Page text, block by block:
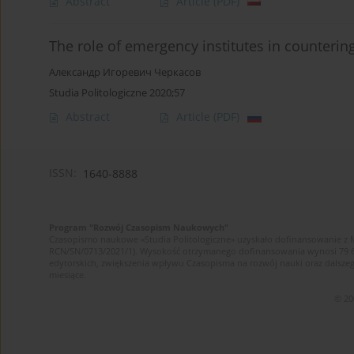
The role of emergency institutes in
Александр Игоревич Черкасов
Studia Politologiczne 2020;57
Abstract Article (PDF)
1640-8888